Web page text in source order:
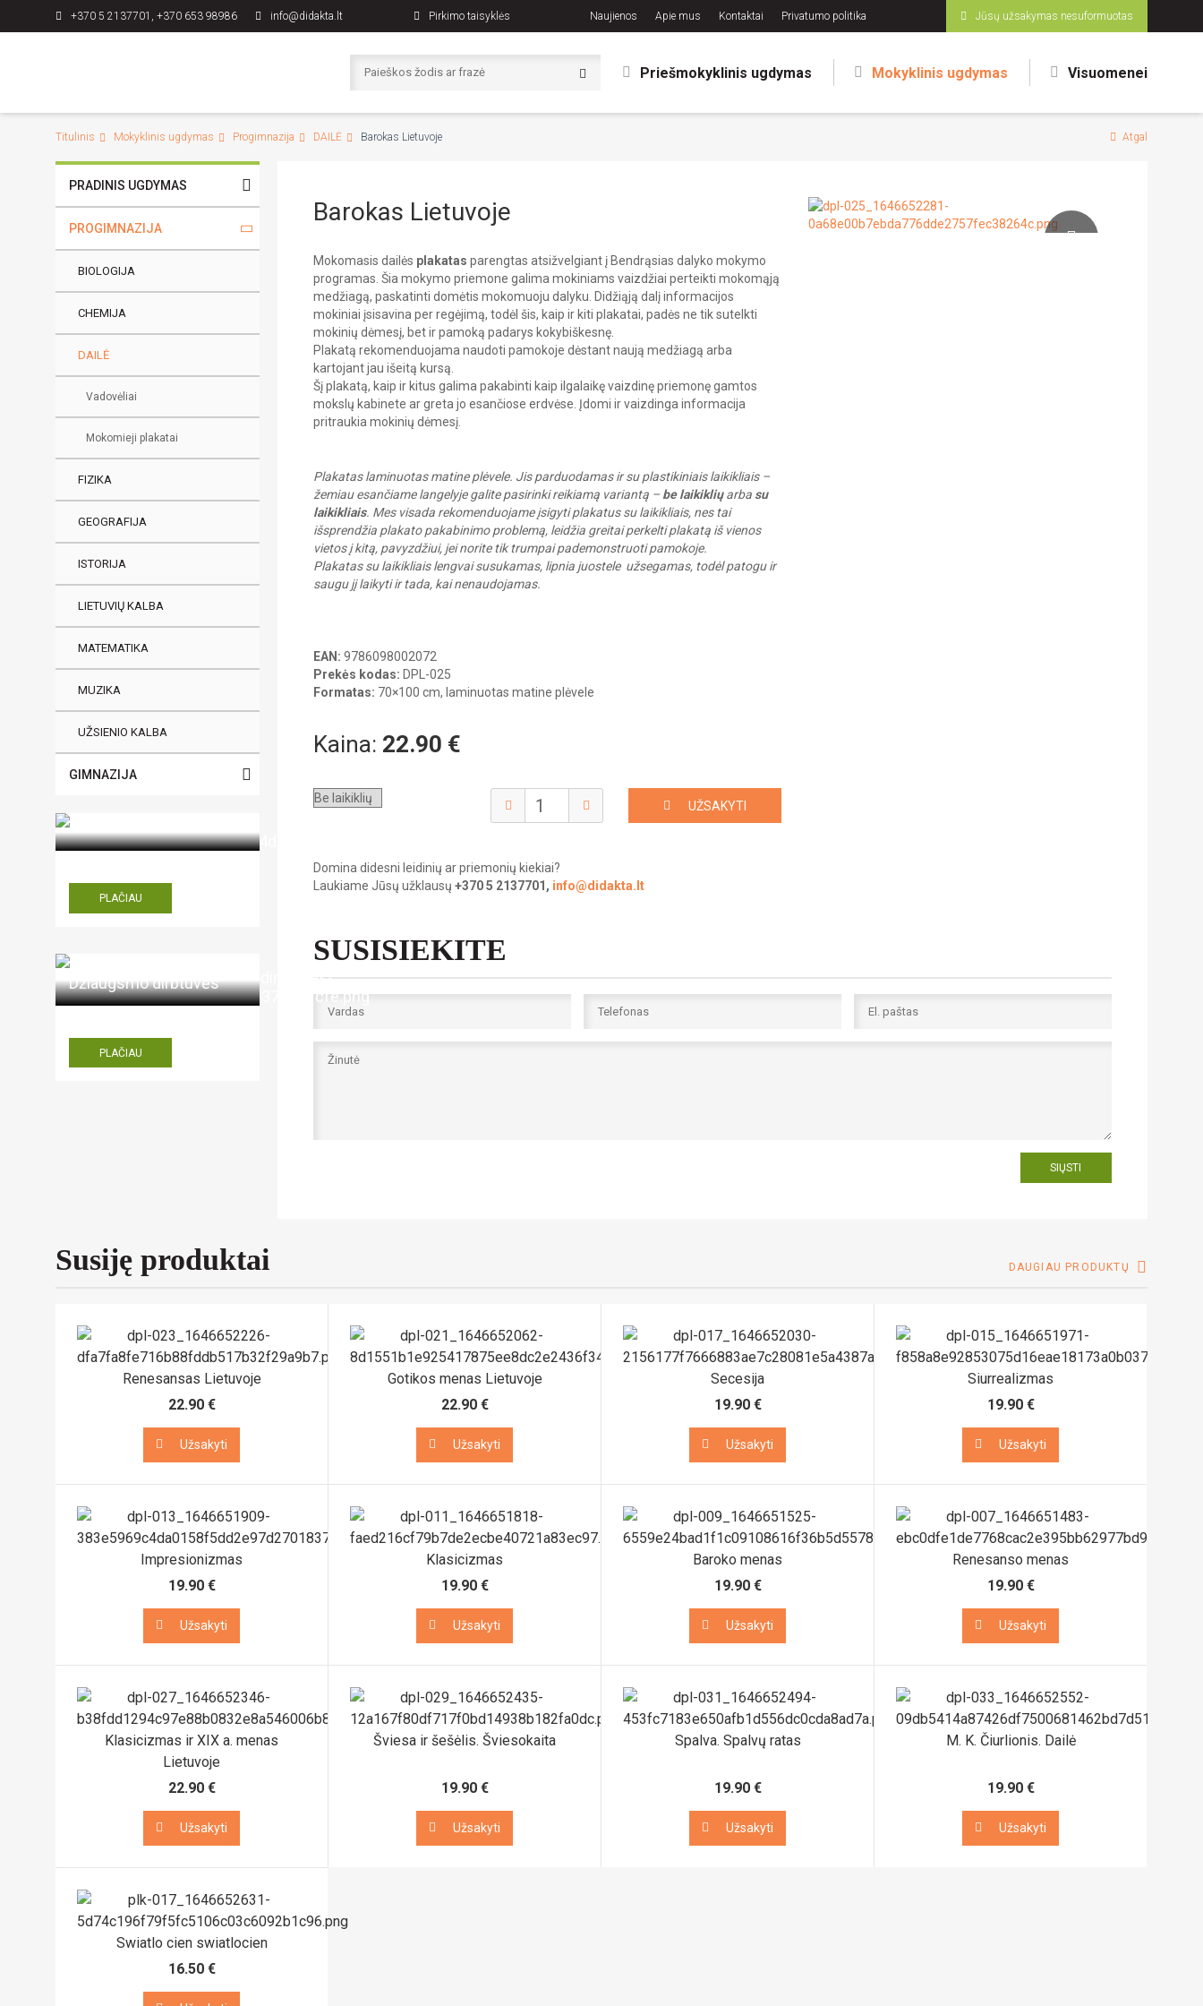
+370 5 2137701, +370 653 98986 info@didakta.lt Pirkimo taisyklės Naujienos Apie mus Kontaktai Privatumo politika Jūsų užsakymas nesuformuotas
Priešmokyklinis ugdymas Mokyklinis ugdymas Visuomenei
Titulinis Mokyklinis ugdymas Progimnazija DAILĖ Barokas Lietuvoje Atgal
PRADINIS UGDYMAS
PROGIMNAZIJA
BIOLOGIJA
CHEMIJA
DAILĖ
Vadovėliai
Mokomieji plakatai
FIZIKA
GEOGRAFIJA
ISTORIJA
LIETUVIŲ KALBA
MATEMATIKA
MUZIKA
UŽSIENIO KALBA
GIMNAZIJA
PLAČIAU
Džiaugsmo dirbtuvės
PLAČIAU
Barokas Lietuvoje
Mokomasis dailės plakatas parengtas atsižvelgiant į Bendrąsias dalyko mokymo
programas. Šia mokymo priemone galima mokiniams vaizdžiai perteikti mokomąją
medžiagą, paskatinti domėtis mokomuoju dalyku. Didžiąją dalį informacijos
mokiniai įsisavina per regėjimą, todėl šis, kaip ir kiti plakatai, padės ne tik sutelkti
mokinių dėmesį, bet ir pamoką padarys kokybiškesnę.
Plakatą rekomenduojama naudoti pamokoje dėstant naują medžiagą arba
kartojant jau išeitą kursą.
Šį plakatą, kaip ir kitus galima pakabinti kaip ilgalaikę vaizdinę priemonę gamtos
mokslų kabinete ar greta jo esančiose erdvėse. Įdomi ir vaizdinga informacija
pritraukia mokinių dėmesį.
Plakatas laminuotas matine plėvele. Jis parduodamas ir su plastikiniais laikikliais –
žemiau esančiame langelyje galite pasirinki reikiamą variantą – be laikikliųarba su
laikikliais. Mes visada rekomenduojame įsigyti plakatus su laikikliais, nes tai
išsprendžia plakato pakabinimo problemą, leidžia greitai perkelti plakatą iš vienos
vietos į kitą, pavyzdžiui, jei norite tik trumpai pademonstruoti pamokoje.
Plakatas su laikikliais lengvai susukamas, lipnia juostele užsegamas, todėl patogu ir
saugu jį laikyti ir tada, kai nenaudojamas.
EAN: 9786098002072
Prekės kodas: DPL-025
Formatas: 70×100 cm, laminuotas matine plėvele
Kaina: 22.90 €
UŽSAKYTI
Domina didesni leidinių ar priemonių kiekiai?
Laukiame Jūsų užklausų +370 5 2137701, info@didakta.lt
SUSISIEKITE
SIŲSTI
Susiję produktai DAUGIAU PRODUKTŲ
Renesansas Lietuvoje
22.90 €
Užsakyti
Užsakyti
Gotikos menas Lietuvoje
22.90 €
Užsakyti
Užsakyti
Secesija
19.90 €
Užsakyti
Užsakyti
Siurrealizmas
19.90 €
Užsakyti
Užsakyti
Impresionizmas
19.90 €
Užsakyti
Užsakyti
Klasicizmas
19.90 €
Užsakyti
Užsakyti
Baroko menas
19.90 €
Užsakyti
Užsakyti
Renesanso menas
19.90 €
Užsakyti
Užsakyti
Klasicizmas ir XIX a. menas
Lietuvoje
22.90 €
Užsakyti
Užsakyti
Šviesa ir šešėlis. Šviesokaita
19.90 €
Užsakyti
Užsakyti
Spalva. Spalvų ratas
19.90 €
Užsakyti
Užsakyti
M. K. Čiurlionis. Dailė
19.90 €
Užsakyti
Užsakyti
Swiatlo cien swiatlocien
16.50 €